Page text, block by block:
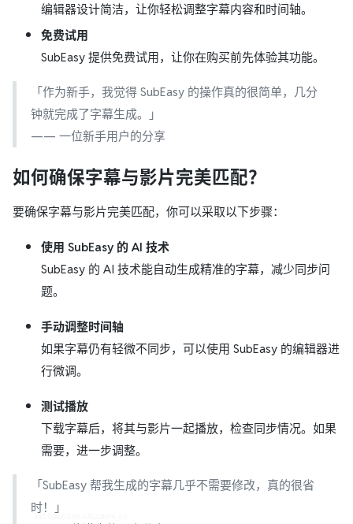
编辑器设计简洁，让你轻松调整字幕内容和时间轴。
免费试用
SubEasy 提供免费试用，让你在购买前先体验其功能。
「作为新手，我觉得 SubEasy 的操作真的很简单，几分
钟就完成了字幕生成。」
—— 一位新手用户的分享
如何确保字幕与影片完美匹配？
要确保字幕与影片完美匹配，你可以采取以下步骤：
使用 SubEasy 的 AI 技术
SubEasy 的 AI 技术能自动生成精准的字幕，减少同步问
题。
手动调整时间轴
如果字幕仍有轻微不同步，可以使用 SubEasy 的编辑器进
行微调。
测试播放
下载字幕后，将其与影片一起播放，检查同步情况。如果
需要，进一步调整。
「SubEasy 帮我生成的字幕几乎不需要修改，真的很省
时！」